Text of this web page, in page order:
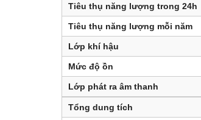
Tiêu thụ năng lượng trong 24h
Tiêu thụ năng lượng mỗi năm
Lớp khí hậu
Mức độ ồn
Lớp phát ra âm thanh
Tổng dung tích